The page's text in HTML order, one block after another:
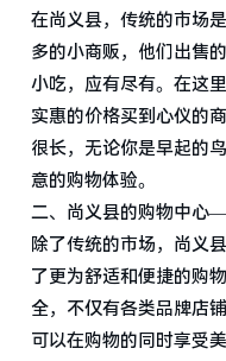
在尚义县，传统的市场
多的小商贩，他们出售
小吃，应有尽有。在这
实惠的价格买到心仪的
很长，无论你是早起的
意的购物体验。
二、尚义县的购物中心
除了传统的市场，尚义
了更为舒适和便捷的购
全，不仅有各类品牌店
可以在购物的同时享受